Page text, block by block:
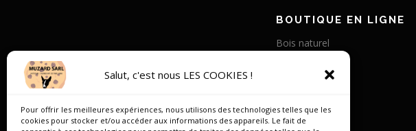
Salut, c'est nous LES COOKIES !
Pour offrir les meilleures expériences, nous utilisons des technologies telles que les
cookies pour stocker et/ou accéder aux informations des appareils. Le fait de
BOUTIQUE EN LIGNE
Bois naturel
Os de chameau
Bois de cerf